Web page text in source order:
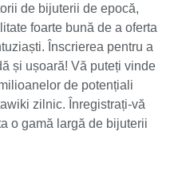
de bijuterii de epocă,
foarte bună de a oferta
Înscrierea pentru a
și ușoară! Vă puteți vinde
de potențiali
zilnic. Înregistrați-vă
o gamă largă de bijuterii